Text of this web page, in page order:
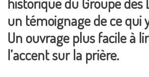
un témoignage de ce qui
Un ouvrage plus facile à
l’accent sur la prière.